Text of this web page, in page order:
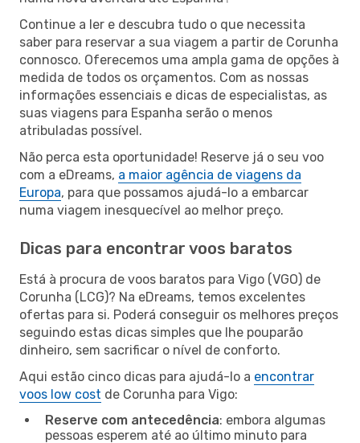
Continue a ler e descubra tudo o que necessita
saber para reservar a sua viagem a partir de Corunha
connosco. Oferecemos uma ampla gama de opções à
medida de todos os orçamentos. Com as nossas
informações essenciais e dicas de especialistas, as
suas viagens para Espanha serão o menos
atribuladas possível.
Não perca esta oportunidade! Reserve já o seu voo
com a eDreams, a maior agência de viagens da
Europa, para que possamos ajudá-lo a embarcar
numa viagem inesquecível ao melhor preço.
Dicas para encontrar voos baratos
Está à procura de voos baratos para Vigo (VGO) de
Corunha (LCG)? Na eDreams, temos excelentes
ofertas para si. Poderá conseguir os melhores preços
seguindo estas dicas simples que lhe pouparão
dinheiro, sem sacrificar o nível de conforto.
Aqui estão cinco dicas para ajudá-lo a encontrar
voos low cost de Corunha para Vigo:
Reserve com antecedência: embora algumas
pessoas esperem até ao último minuto para